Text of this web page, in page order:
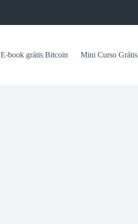
E-book grátis Bitcoin Mini Curso Grátis